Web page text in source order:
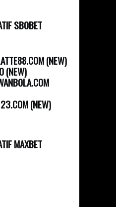
SBOBET
(NEW)
(NEW)
(NEW)
MAXBET